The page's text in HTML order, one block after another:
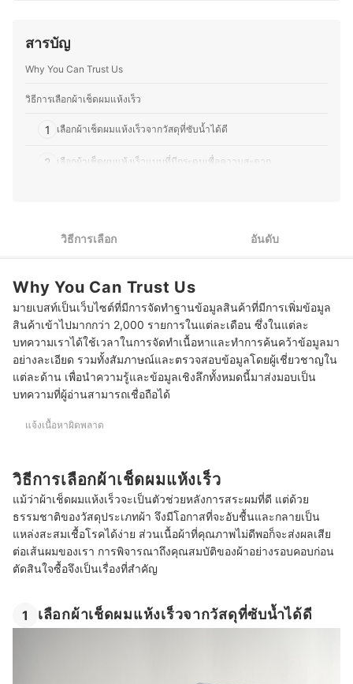
อุปกรณ์ที่ช่วยเสริมสุขอนามัย ไม่ว่าจะเป็นแปรงสีฟันไฟฟ้า
สะอาดร่างกายต่าง ๆ โดยมักจะศึกษาส่วนผสมและคุณสมบัติ
ใช้มีคุณภาพและปลอดภัย จากประสบการณ์ที่ผ่านมาทำให้
อ่านง่าย เข้าใจได้เร็ว เพื่อช่วยให้ผู้อ่านตัดสินใจเลือกสินค้าที่
สารบัญ
Why You Can Trust Us
วิธีการเลือกผ้าเช็ดผมแห้งเร็ว
1 เลือกผ้าเช็ดผมแห้งเร็วจากวัสดุที่ซับน้ำได้ดี
2 เลือกผ้าเช็ดผมแห้งเร็วแบบที่มีกระดุมเพื่อความสะดวก
วิธีการเลือก อันดับ
Why You Can Trust Us
มายเบสท์เป็นเว็บไซต์ที่มีการจัดทำฐานข้อมูลสินค้าที่มีการเพิ่มข้อมูล
สินค้าเข้าไปมากกว่า 2,000 รายการในแต่ละเดือน ซึ่งในแต่ละ
บทความเราได้ใช้เวลาในการจัดทำเนื้อหาและทำการค้นคว้าข้อมูลมา
อย่างละเอียด รวมทั้งสัมภาษณ์และตรวจสอบข้อมูลโดยผู้เชี่ยวชาญใน
แต่ละด้าน เพื่อนำความรู้และข้อมูลเชิงลึกทั้งหมดนี้มาส่งมอบเป็น
บทความที่ผู้อ่านสามารถเชื่อถือได้
แจ้งเนื้อหาผิดพลาด
วิธีการเลือกผ้าเช็ดผมแห้งเร็ว
แม้ว่าผ้าเช็ดผมแห้งเร็วจะเป็นตัวช่วยหลังการสระผมที่ดี แต่ด้วย
ธรรมชาติของวัสดุประเภทผ้า จึงมีโอกาสที่จะอับชื้นและกลายเป็น
แหล่งสะสมเชื้อโรคได้ง่าย ส่วนเนื้อผ้าที่คุณภาพไม่ดีพอก็จะส่งผลเสีย
ต่อเส้นผมของเรา การพิจารณาถึงคุณสมบัติของผ้าอย่างรอบคอบก่อน
ตัดสินใจซื้อจึงเป็นเรื่องที่สำคัญ
1 เลือกผ้าเช็ดผมแห้งเร็วจากวัสดุที่ซับน้ำได้ดี